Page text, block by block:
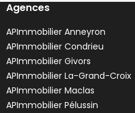
Agences
APImmobilier Anneyron
APImmobilier Condrieu
APImmobilier Givors
APImmobilier La-Grand-Croix
APImmobilier Maclas
APImmobilier Pélussin